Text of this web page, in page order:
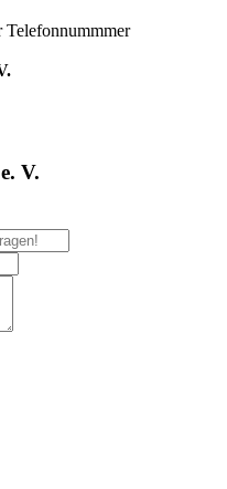
Telefonnummmer
V.